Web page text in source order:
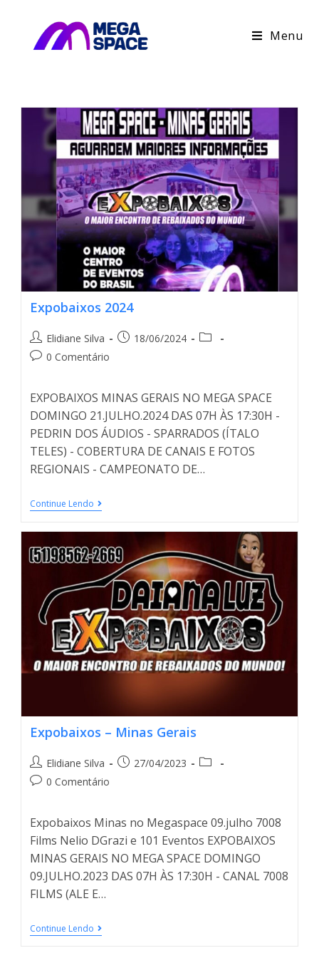
Menu
Expobaixos 2024
Elidiane Silva
18/06/2024
0 Comentário
EXPOBAIXOS MINAS GERAIS NO MEGA SPACE
DOMINGO 21.JULHO.2024 DAS 07H ÀS 17:30H -
PEDRIN DOS ÁUDIOS - SPARRADOS (ÍTALO
TELES) - COBERTURA DE CANAIS E FOTOS
REGIONAIS - CAMPEONATO DE…
Continue Lendo
Expobaixos – Minas Gerais
Elidiane Silva
27/04/2023
0 Comentário
Expobaixos Minas no Megaspace 09.julho 7008
Films Nelio DGrazi e 101 Eventos EXPOBAIXOS
MINAS GERAIS NO MEGA SPACE DOMINGO
09.JULHO.2023 DAS 07H ÀS 17:30H - CANAL 7008
FILMS (ALE E…
Continue Lendo